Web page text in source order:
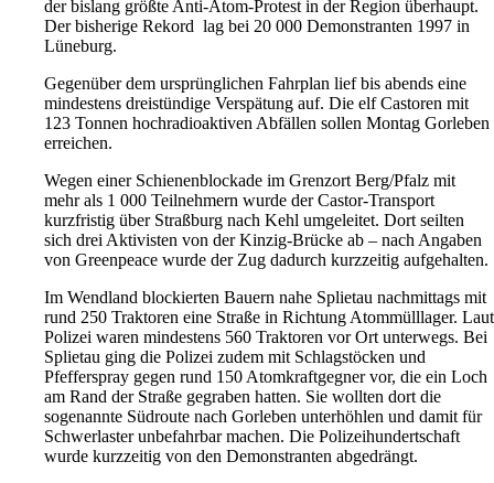
der bislang größte Anti-Atom-Protest in der Region überhaupt.
Der bisherige Rekord lag bei 20 000 Demonstranten 1997 in
Lüneburg.
Gegenüber dem ursprünglichen Fahrplan lief bis abends eine
mindestens dreistündige Verspätung auf. Die elf Castoren mit
123 Tonnen hochradioaktiven Abfällen sollen Montag Gorleben
erreichen.
Wegen einer Schienenblockade im Grenzort Berg/Pfalz mit
mehr als 1 000 Teilnehmern wurde der Castor-Transport
kurzfristig über Straßburg nach Kehl umgeleitet. Dort seilten
sich drei Aktivisten von der Kinzig-Brücke ab – nach Angaben
von Greenpeace wurde der Zug dadurch kurzzeitig aufgehalten.
Im Wendland blockierten Bauern nahe Splietau nachmittags mit
rund 250 Traktoren eine Straße in Richtung Atommülllager. Laut
Polizei waren mindestens 560 Traktoren vor Ort unterwegs. Bei
Splietau ging die Polizei zudem mit Schlagstöcken und
Pfefferspray gegen rund 150 Atomkraftgegner vor, die ein Loch
am Rand der Straße gegraben hatten. Sie wollten dort die
sogenannte Südroute nach Gorleben unterhöhlen und damit für
Schwerlaster unbefahrbar machen. Die Polizeihundertschaft
wurde kurzzeitig von den Demonstranten abgedrängt.